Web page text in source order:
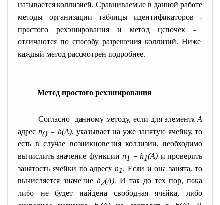
называется коллизией. Сравниваемые в данной работе
методы организации таблицы идентификаторов -
простого рехэширования и метод цепочек-
отличаются по способу разрешения коллизий. Ниже
каждый метод рассмотрен подробнее.
Метод простого рехэширования
Согласно данному методу, если для элемента А
адресп() = h(A), указывает на уже занятую ячейку, то
есть в случае возникновения коллизии, необходимо
вычислить значение функцииn1 =h1(A) и проверить
занятость ячейки по адресуn1. Если и она занята, то
вычисляется значение h2(A). И так до тех пор, пока
либо не будет найдена свободная ячейка, либо